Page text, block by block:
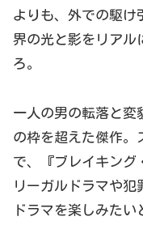
よりも、外での駆け
界の光と影をリアル
ろ。
一人の男の転落と変
の枠を超えた傑作。
で、『ブレイキング
リーガルドラマや犯
ドラマを楽しみたい